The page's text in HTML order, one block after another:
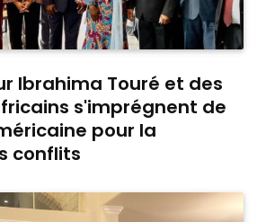
Ibrahima Touré et des
s'imprégnent de
pour la
conflits